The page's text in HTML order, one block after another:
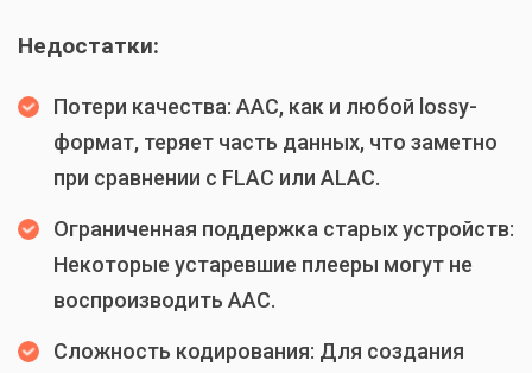
Недостатки:
Потери качества: AAC, как и любой lossy-
формат, теряет часть данных, что заметно
при сравнении с FLAC или ALAC.
Ограниченная поддержка старых устройств:
Некоторые устаревшие плееры могут не
воспроизводить AAC.
Сложность кодирования: Для создания